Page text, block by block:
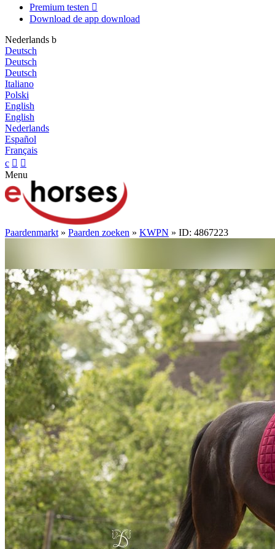
Premium testen 
Download de app download
Nederlands b
Deutsch
Deutsch
Deutsch
Italiano
Polski
English
English
Nederlands
Español
Français
c  
Menu
Paardenmarkt » Paarden zoeken » KWPN » ID: 4867223